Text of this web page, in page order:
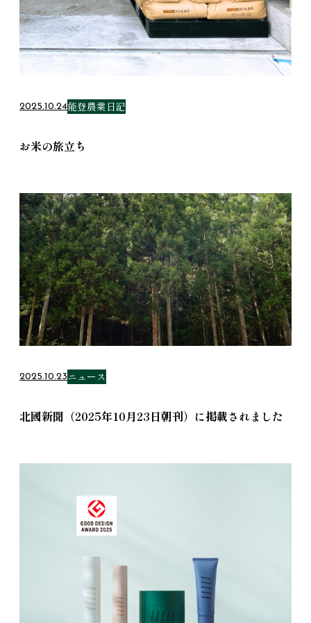
2025.10.24能登農業日記
お米の旅立ち
2025.10.23ニュース
北國新聞（2025年10月23日朝刊）に掲載されました